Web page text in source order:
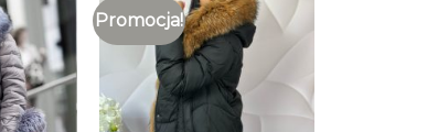
Promocja!